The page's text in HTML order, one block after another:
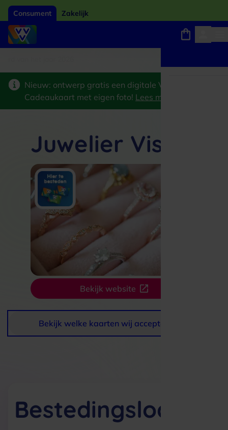
Consument Zakelijk
Nieuw: ontwerp gratis een digitale VVV
Cadeaukaart met eigen foto! Lees meer
Bekijk website
Juwelier Visser
Bekijk welke kaarten wij accepteren
Bestedingslocaties